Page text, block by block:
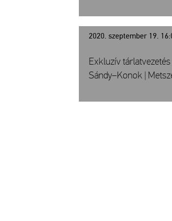
2020. szeptember 19.
Exkluzív
Sándy–Konok |